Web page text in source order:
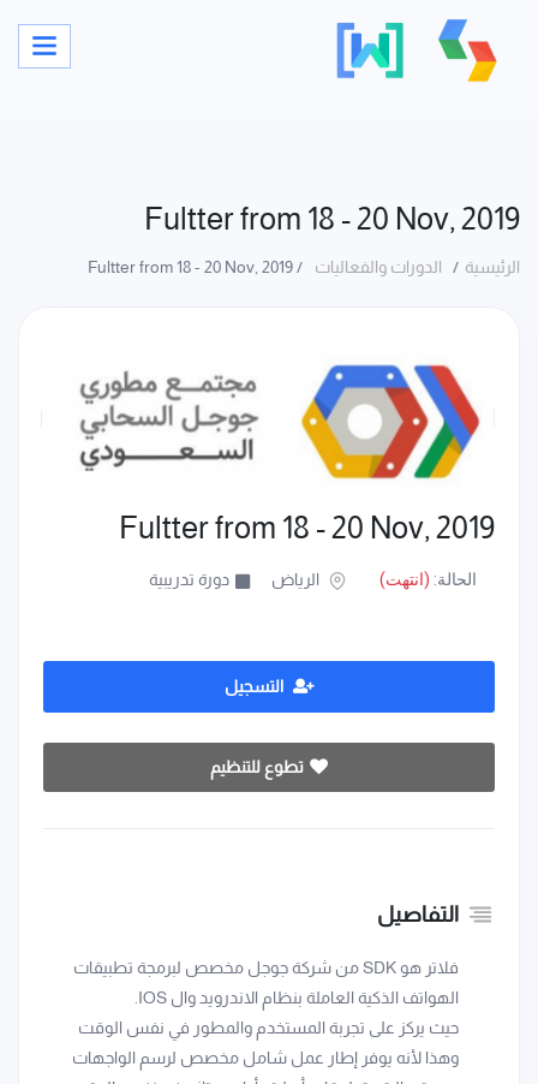
Fultter from 18 - 20 Nov, 2019
الرئيسية الدورات والفعاليات
Fultter from 18 - 20 Nov, 2019
الحالة: (انتهت) الرياض دورة تدريبية
التسجيل
تطوع للتنظيم
التفاصيل
فلاتر هو SDK من شركة جوجل مخصص لبرمجة تطبيقات
الهواتف الذكية العاملة بنظام الاندرويد وال IOS.
حيث يركز على تجربة المستخدم والمطور في نفس الوقت
وهذا لأنه يوفر إطار عمل شامل مخصص لرسم الواجهات